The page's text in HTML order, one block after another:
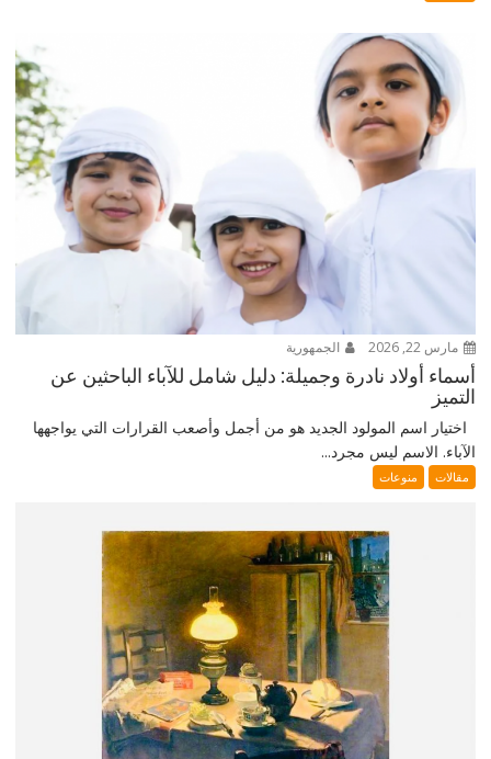
مارس 22, 2026 الجمهورية
أسماء أولاد نادرة وجميلة: دليل شامل للآباء الباحثين عن
التميز
اختيار اسم المولود الجديد هو من أجمل وأصعب القرارات التي يواجهها
الآباء. الاسم ليس مجرد...
مقالات منوعات